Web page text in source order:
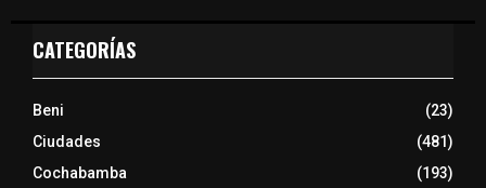
CATEGORÍAS
Beni
(23)
Ciudades
(481)
Cochabamba
(193)